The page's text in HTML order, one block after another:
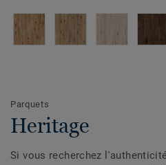
Parquets
Heritage
Si vous recherchez